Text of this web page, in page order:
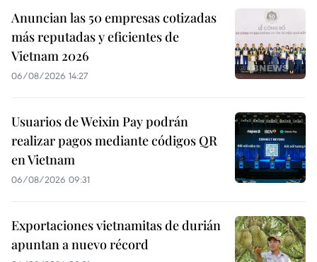
Anuncian las 50 empresas cotizadas
más reputadas y eficientes de
Vietnam 2026
06/08/2026 14:27
Usuarios de Weixin Pay podrán
realizar pagos mediante códigos QR
en Vietnam
06/08/2026 09:31
Exportaciones vietnamitas de durián
apuntan a nuevo récord